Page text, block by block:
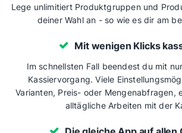
Lege unlimitiert Produktgruppen und
deiner Wahl an - so wie es dir am
Mit wenigen Klicks
Im schnellsten Fall beendest du mit
Kassiervorgang. Viele
Varianten, Preis- oder Mengenabfragen,
alltägliche Arbeiten mit der